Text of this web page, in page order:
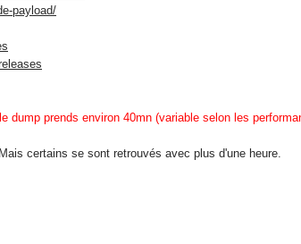
payload/
dump prends environ 40mn (variable selon les
certains se sont retrouvés avec plus d'une heure.